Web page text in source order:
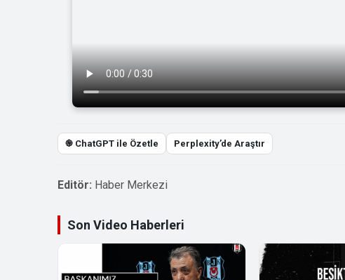
֎ ChatGPT ile Özetle Perplexity’de Araştır
Editör: Haber Merkezi
Son Video Haberleri